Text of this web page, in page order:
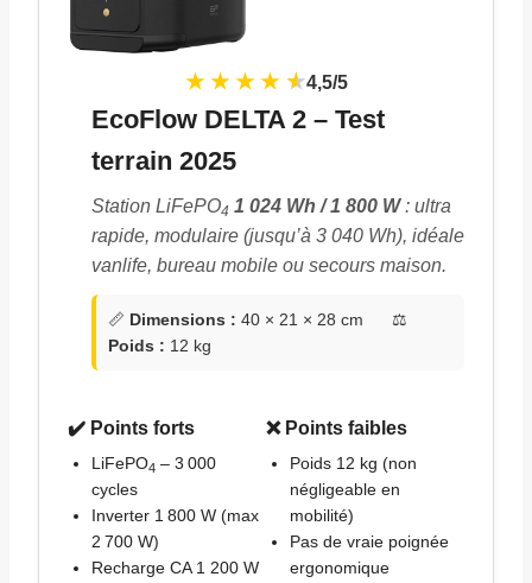
★ ★ ★ ★ ★
★4,5/5
EcoFlow DELTA 2 – Test
terrain 2025
Station LiFePO4 1 024 Wh / 1 800 W: ultra
rapide, modulaire (jusqu’à 3 040 Wh), idéale
vanlife, bureau mobile ou secours maison.
📏 Dimensions : 40 × 21 × 28 cm ⚖️
Poids : 12 kg
✔️ Points forts
LiFePO4 – 3 000
cycles
Inverter 1 800 W (max
2 700 W)
Recharge CA 1 200 W
❌ Points faibles
Poids 12 kg (non
négligeable en
mobilité)
Pas de vraie poignée
ergonomique